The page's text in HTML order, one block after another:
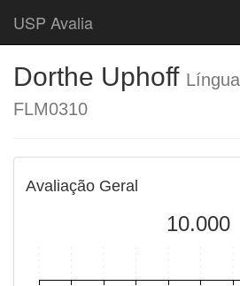
USP Avalia
Dorthe Uphoff
FLM0310
Avaliação Geral
10.000